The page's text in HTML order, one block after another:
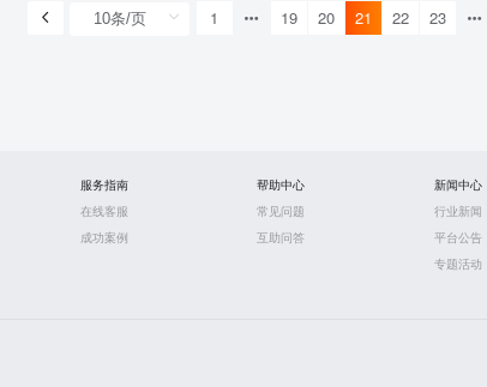
1 19 20 21 22 23
服务指南
在线客服
成功案例
帮助中心
常见问题
互助问答
新闻中心
行业新闻
平台公告
专题活动